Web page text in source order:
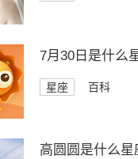
7月30日是什么
星座 百科
高圆圆是什么星